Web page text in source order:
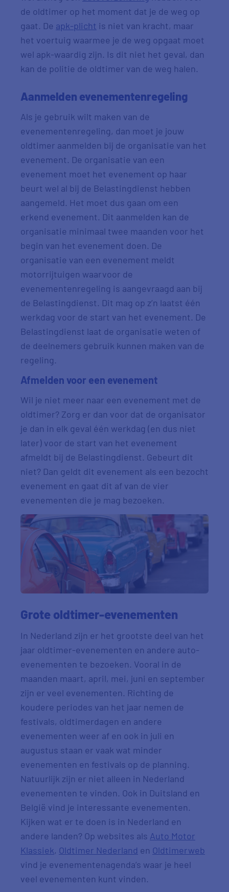
de oldtimer op het moment dat je de weg op
gaat. De apk-plicht is niet van kracht, maar
het voertuig waarmee je de weg opgaat moet
wel apk-waardig zijn. Is dit niet het geval, dan
kan de politie de oldtimer van de weg halen.
Aanmelden evenementenregeling
Als je gebruik wilt maken van de
evenementenregeling, dan moet je jouw
oldtimer aanmelden bij de organisatie van het
evenement. De organisatie van een
evenement moet het evenement op haar
beurt wel al bij de Belastingdienst hebben
aangemeld. Het moet dus gaan om een
erkend evenement. Dit aanmelden kan de
organisatie minimaal twee maanden voor het
begin van het evenement doen. De
organisatie van een evenement meldt
motorrijtuigen waarvoor de
evenementenregeling is aangevraagd aan bij
de Belastingdienst. Dit mag op z’n laatst één
werkdag voor de start van het evenement. De
Belastingdienst laat de organisatie weten of
de deelnemers gebruik kunnen maken van de
regeling.
Afmelden voor een evenement
Wil je niet meer naar een evenement met de
oldtimer? Zorg er dan voor dat de organisator
je dan in elk geval één werkdag (en dus niet
later) voor de start van het evenement
afmeldt bij de Belastingdienst. Gebeurt dit
niet? Dan geldt dit evenement als een bezocht
evenement en gaat dit af van de vier
evenementen die je mag bezoeken.
Grote oldtimer-evenementen
In Nederland zijn er het grootste deel van het
jaar oldtimer-evenementen en andere auto-
evenementen te bezoeken. Vooral in de
maanden maart, april, mei, juni en september
zijn er veel evenementen. Richting de
koudere periodes van het jaar nemen de
festivals, oldtimerdagen en andere
evenementen weer af en ook in juli en
augustus staan er vaak wat minder
evenementen en festivals op de planning.
Natuurlijk zijn er niet alleen in Nederland
evenementen te vinden. Ook in Duitsland en
België vind je interessante evenementen.
Kijken wat er te doen is in Nederland en
andere landen? Op websites als Auto Motor
Klassiek, Oldtimer Nederland en Oldtimerweb
vind je evenementenagenda’s waar je heel
veel evenementen kunt vinden.